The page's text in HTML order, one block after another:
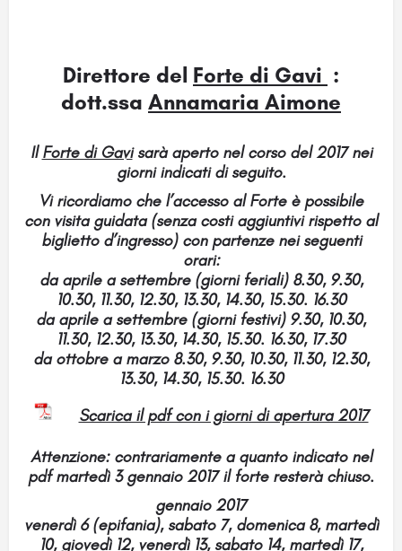
Direttore del Forte di Gavi :
dott.ssa Annamaria Aimone
IlForte di Gavisarà aperto nel corso del2017nei
giorni indicati di seguito.
Vi ricordiamo che l’accesso al Forte è possibile
con visita guidata(senza costi aggiuntivi rispetto al
biglietto d’ingresso) con partenzenei seguenti
orari:
da aprile a settembre (giorni feriali)8.30, 9.30,
10.30, 11.30, 12.30, 13.30, 14.30, 15.30. 16.30
da aprile a settembre (giorni festivi)9.30, 10.30,
11.30, 12.30, 13.30, 14.30, 15.30. 16.30, 17.30
da ottobre a marzo8.30, 9.30, 10.30, 11.30, 12.30,
13.30, 14.30, 15.30. 16.30
Scarica il pdf con i giorni di apertura 2017
Attenzione: contrariamente a quanto indicato nel
pdf martedì 3 gennaio 2017 il forte resterà chiuso.
gennaio 2017
venerdì 6 (epifania), sabato 7, domenica 8, martedì
10, giovedì 12, venerdì 13, sabato 14, martedì 17,